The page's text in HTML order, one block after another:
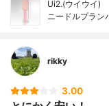
Ui2.(ウイウイ)
ニードルプラン
rikky
3.00